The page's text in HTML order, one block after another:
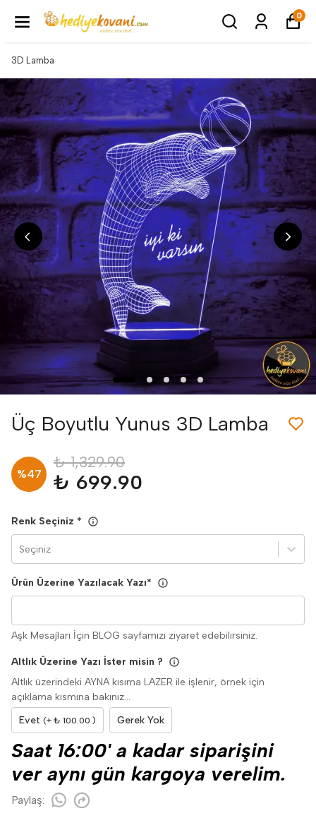
0
3D Lamba
Üç Boyutlu Yunus 3D Lamba
%47
₺ 1,329.90
₺ 699.90
Renk Seçiniz *
Seçiniz
Ürün Üzerine Yazılacak Yazı*
Aşk Mesajları İçin BLOG sayfamızı ziyaret edebilirsiniz.
Altlık Üzerine Yazı İster misin ?
Altlık üzerindeki AYNA kısıma LAZER ile işlenir, örnek için
açıklama kısmına bakınız...
Evet (+ ₺ 100.00 ) Gerek Yok
Saat 16:00' a kadar siparişini
ver aynı gün kargoya verelim.
Paylaş: